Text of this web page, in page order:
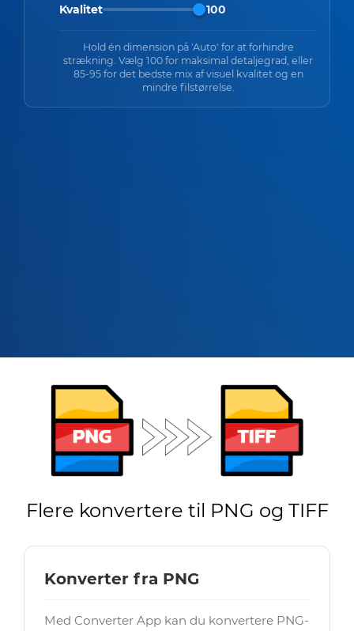
Kvalitet 100
Hold én dimension på 'Auto' for at forhindre
strækning. Vælg 100 for maksimal detaljegrad, eller
85-95 for det bedste mix af visuel kvalitet og en
mindre filstørrelse.
Flere konvertere til PNG og TIFF
Konverter fra PNG
Med Converter App kan du konvertere PNG-